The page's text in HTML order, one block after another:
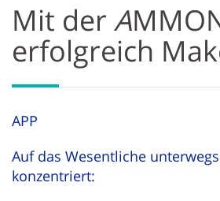
Mit der A
erfolgreich
APP
Auf das Wesentliche
konzentriert: